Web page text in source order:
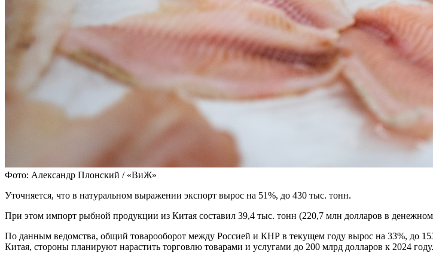
Фото: Александр Плонский / «ВиЖ»
Уточняется, что в натуральном выражении экспорт вырос на 51%, до 430 тыс. тонн.
При этом импорт рыбной продукции из Китая составил 39,4 тыс. тонн (220,7 млн долларов в
По данным ведомства, общий товарооборот между Россией и КНР в текущем году вырос на 33%, до
Китая, стороны планируют нарастить торговлю товарами и услугами до 200 млрд долларов к 2024 году.